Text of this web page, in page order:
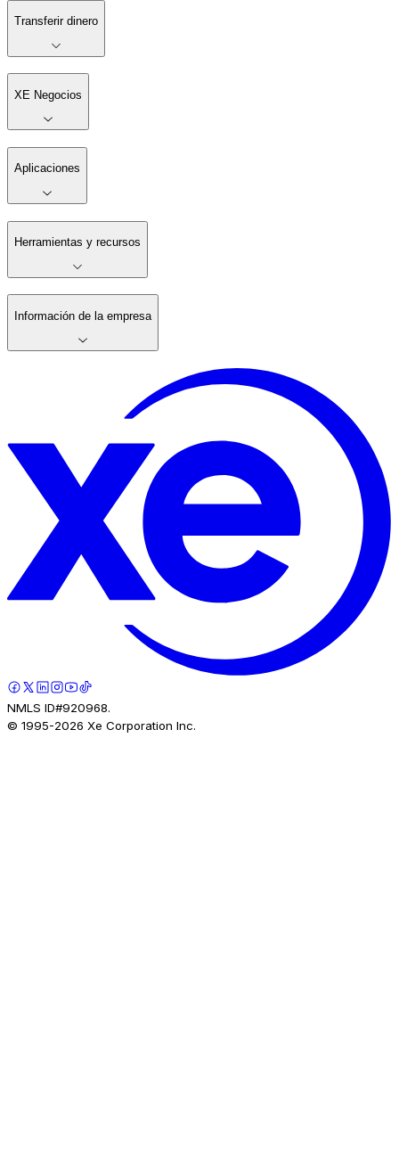
Transferir dinero
XE Negocios
Aplicaciones
Herramientas y recursos
Información de la empresa
NMLS ID#920968.
© 1995-2026 Xe Corporation Inc.